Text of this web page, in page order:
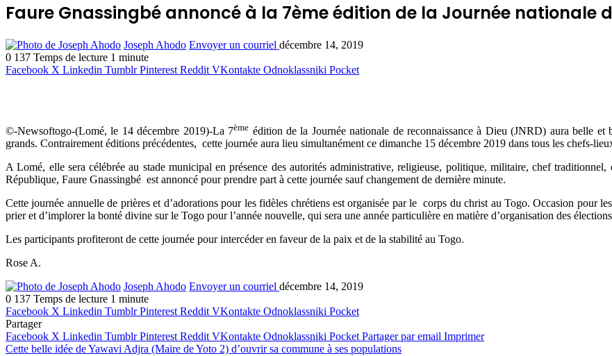
Faure Gnassingbé annoncé à la 7ème édition de la Journée nationale
Joseph Ahodo Envoyer un courriel décembre 14, 2019
0 137 Temps de lecture 1 minute
Facebook X Linkedin Tumblr Pinterest Reddit VKontakte Odnoklassniki Pocket
©-Newsoftogo-(Lomé, le 14 décembre 2019)-La 7ème édition de la Journée nationale de reconnaissance à Dieu (JNRD) aura belle
grands. Contrairement éditions précédentes, cette journée aura lieu simultanément ce dimanche 15 décembre 2019 dans tous les chefs-
A Lomé, elle sera célébrée au stade municipal en présence des autorités administrative, religieuse, politique, militaire, chef traditionnel,
République, Faure Gnassingbé est annoncé pour prendre part à cette journée sauf changement de dernière minute.
Cette journée annuelle de prières et d’adorations pour les fidèles chrétiens est organisée par le corps du christ au Togo. Occasion pour
prier et d’implorer la bonté divine sur le Togo pour l’année nouvelle, qui sera une année particulière en matière d’organisation des
Les participants profiteront de cette journée pour intercéder en faveur de la paix et de la stabilité au Togo.
Rose A.
Joseph Ahodo Envoyer un courriel décembre 14, 2019
0 137 Temps de lecture 1 minute
Facebook X Linkedin Tumblr Pinterest Reddit VKontakte Odnoklassniki Pocket
Partager
Facebook X Linkedin Tumblr Pinterest Reddit VKontakte Odnoklassniki Pocket Partager par email Imprimer
Cette belle idée de Yawavi Adjra (Maire de Yoto 2) d’ouvrir sa commune à ses populations